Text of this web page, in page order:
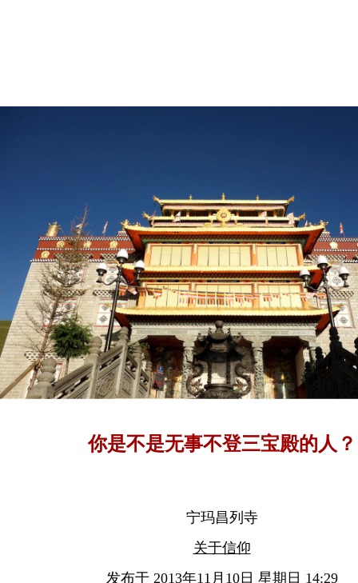
你是不是无事不登三宝殿的人？
宁玛昌列寺
关于信仰
发布于 2013年11月10日 星期日 14:29